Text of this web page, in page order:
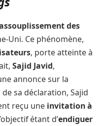
des
Uni. Ce phénomène,
, porte atteinte à
Sajid Javid,
annonce sur la
sa déclaration, Sajid
reçu une invitation à
étant d’endiguer